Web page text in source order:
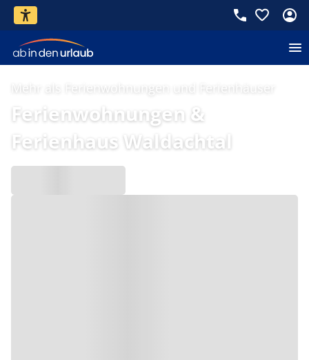
Mehr als Ferienwohnungen und Ferienhäuser
Ferienwohnungen &
Ferienhaus Waldachtal